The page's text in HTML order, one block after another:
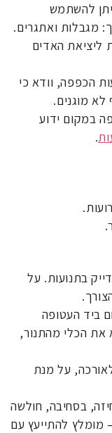
להשתמש
מגבלות ואתגרים.
ליציאת האדים
הכפפה, וודא כי
מוגנים.
במקום ידוע
.
בתנועות. על
ביד העטופה
את הכלי מהתנור,
על מנת
בסחיבה, חולשה
– מומלץ להתייעץ עם